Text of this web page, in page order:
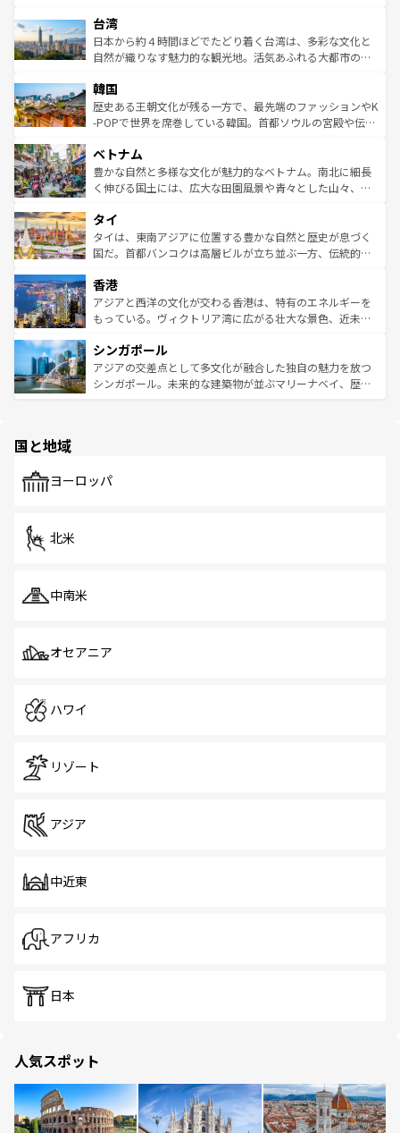
情報は
人々、おいしいローカルフードやハワイアンミュージッ
ク、伝統的なフラダンスなど、すべてがハワイの魅力を彩
っている。訪れるたびに新しい発見と感動が待っているハ
はコンテンツ一覧
リアリーフや大陸中央部にそびえるウルル（エアーズロッ
ク）、タスマニアの美しい原生林やケアンズの熱帯雨林な
ど、見どころがたくさん。また、カフェやワイン、オージ
いる。アクティビティも充実しており、サーフィンやダイ
ビング、ハイキングなど、アウトドア好きにはたまらな
い。オーストラリアの多彩な魅力を存分に味わいつくそ
参照してほしい。
台湾
日本から約４時間ほどでたどり着く台湾は、多彩な文化と
自然が織りなす魅力的な観光地。活気あふれる大都市の台
ン）、静ひつな山岳地帯である台湾東部など、都市の喧騒
と山間の静けさが共存しており、訪れる人に新しい発見と
驚きをもたらしてくれる。また、奥深い台湾の食文化も魅
容にもいいと評判のスイーツなど、バラエティ豊かな料理
が味わえる。 なお、新着の台湾情報は コンテンツ一覧を参
照してほしい。
韓国
歴史ある王朝文化が残る一方で、最先端のファッションやK
-POPで世界を席巻している韓国。首都ソウルの宮殿や伝統
き、地方に足を延ばせば四季折々の自然美を楽しむことが
できる。そして、キムチや焼肉、絶品のストリートフード
まで、さまざまな韓国料理が待っている。夜には、韓国な
リティに包まれながら、韓国の多彩な魅力を心ゆくまで味
わってみてほしい。 なお、新着の韓国情報はコンテンツ一
覧を参照してほしい。
ベトナム
豊かな自然と多様な文化が魅力的なベトナム。南北に細長
く伸びる国土には、広大な田園風景や青々とした山々、世
急速な発展と共に伝統が息づく。ハノイの古い町並みやホ
ーチミン市のフランス統治時代の建物も、独特の雰囲気を
醸し出している。また、バラエティの豊かさとおいしさで
とつ。フォーやバインミー、ベトナムコーヒーなどは、ぜ
ひ現地で味わいたい。どの地域を訪れてもあたたかい人々
が旅行者を迎えてくれるので、きっと忘れられない旅にな
参照してほしい。
タイ
タイは、東南アジアに位置する豊かな自然と歴史が息づく
国だ。首都バンコクは高層ビルが立ち並ぶ一方、伝統的な
の活気が交差している。北部ではチェンマイなどの山岳地
帯で自然と触れ合い、南部ではプーケットやクラビの美し
いビーチでリゾート気分を楽しむことができる。タイ料理
激する。気候は一年中温暖で、どの季節にも異なる楽しみ
が待っている。親しみやすいタイの人々、仏教を中心とし
た文化、そして多様な観光資源が、訪れる旅人を魅了し続
香港
アジアと西洋の文化が交わる香港は、特有のエネルギーを
もっている。ヴィクトリア湾に広がる壮大な景色、近未来
み、どこを訪れても感動するはず。観光スポットが密集し
ており、効率よく見どころを回れるのも魅力。息をのむよ
うな絶景から文化的な体験まで、香港を存分に楽しみ尽く
シンガポール
アジアの交差点として多文化が融合した独自の魅力を放つ
シンガポール。未来的な建築物が並ぶマリーナベイ、歴史
で、ホーカーズは地元の風情を楽しめる外せないスポット
国と地域
ヨーロッパ
北米
中南米
オセアニア
ハワイ
リゾート
アジア
中近東
アフリカ
日本
人気スポット